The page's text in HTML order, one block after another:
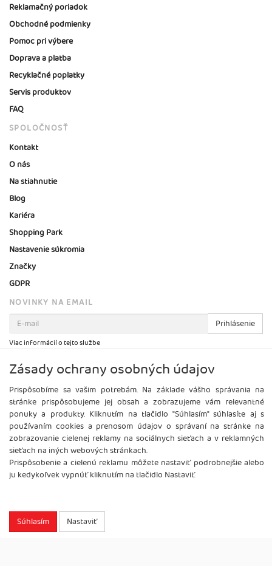
Reklamačný poriadok
Obchodné podmienky
Pomoc pri výbere
Doprava a platba
Recyklačné poplatky
Servis produktov
FAQ
SPOLOČNOSŤ
Kontakt
O nás
Na stiahnutie
Blog
Kariéra
Shopping Park
Nastavenie súkromia
Značky
GDPR
NOVINKY NA EMAIL
Prihlásenie
Viac informácií o tejto službe
Copyright2026 ©Brel, s.r.o.
Zásady ochrany osobných údajov
Prispôsobíme sa vašim potrebám. Na základe vášho správania na
stránke prispôsobujeme jej obsah a zobrazujeme vám relevantné
ponuky a produkty. Kliknutím na tlačidlo "Súhlasím" súhlasíte aj s
používaním cookies a prenosom údajov o správaní na stránke na
zobrazovanie cielenej reklamy na sociálnych sieťach a v reklamných
sieťach na iných webových stránkach.
Prispôsobenie a cielenú reklamu môžete nastaviť podrobnejšie alebo
ju kedykoľvek vypnúť kliknutím na tlačidlo Nastaviť.
Súhlasím Nastaviť